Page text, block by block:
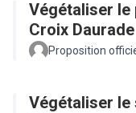
Végétaliser le
Croix Daurade
Proposition
Végétaliser le